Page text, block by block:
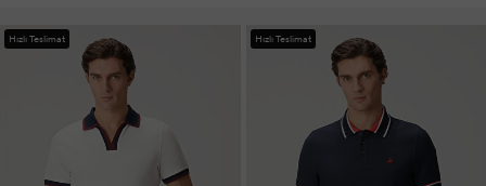
Hızlı Teslimat Hızlı Teslimat